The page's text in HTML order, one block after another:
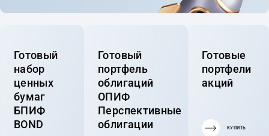
Готовый
набор
ценных
бумаг
БПИФ
BOND
Готовый
портфель
облигаций
ОПИФ
Перспективные
облигации
Готовые
портфели
акций
КУПИТЬ